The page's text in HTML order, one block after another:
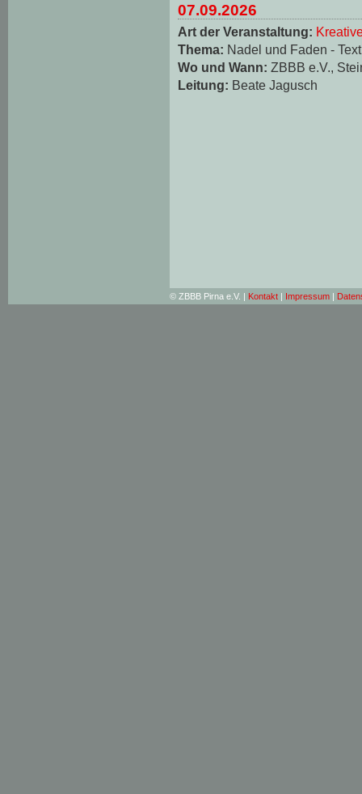
07.09.2026
Art der Veranstaltung:
Thema: Nadel und Faden -
Wo und Wann: ZBBB e.V.,
Leitung: Beate Jagusch
© ZBBB Pirna e.V. | Kontakt | Impressum |